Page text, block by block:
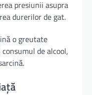
presiunii asupra
durerilor de gat.
o greutate
de alcool,